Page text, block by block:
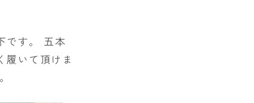
です。 五本
履いて頂けま